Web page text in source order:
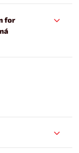
for